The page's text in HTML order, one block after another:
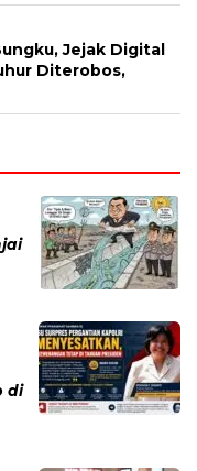
Jejak Digital
Diterobos,
di